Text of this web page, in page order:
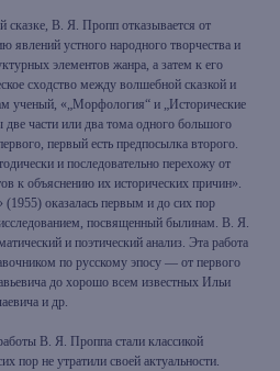
В. Я. Пропп отказывается от
явлений устного народного творчества и
элементов жанра, а затем к его
сходство между волшебной сказкой и
ученый, «„Морфология“ и „Исторические
части или два тома одного большого
первый есть предпосылка второго.
и последовательно перехожу от
к объяснению их исторических причин».
(1955) оказалась первым и до сих пор
посвященный былинам. В. Я.
и поэтический анализ. Эта работа
по русскому эпосу — от первого
до хорошо всем известных Ильи
и др.
В. Я. Проппа стали классикой
пор не утратили своей актуальности.